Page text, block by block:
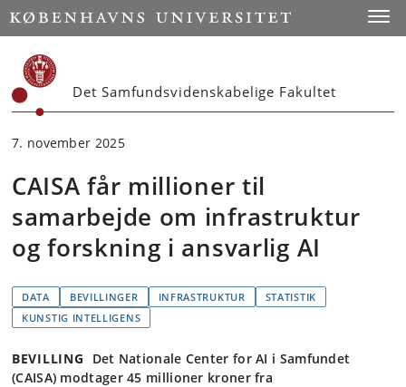
Start
Det Samfundsvidenskabelige Fakultet
7. november 2025
CAISA får millioner til
samarbejde om infrastruktur
og forskning i ansvarlig AI
DATA BEVILLINGER INFRASTRUKTUR
STATISTIK
KUNSTIG INTELLIGENS
BEVILLING
Det Nationale Center for AI i Samfundet
(CAISA) modtager 45 millioner kroner fra